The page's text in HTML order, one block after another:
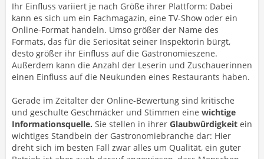
Ihr Einfluss variiert je nach Größe ihrer Plattform: Dabei
kann es sich um ein Fachmagazin, eine TV-Show oder ein
Online-Format handeln. Umso größer der Name des
Formats, das für die Seriosität seiner Inspektorin bürgt,
desto größer ihr Einfluss auf die Gastronomieszene.
Außerdem kann die Anzahl der Leserin und Zuschauerinnen
einen Einfluss auf die Neukunden eines Restaurants haben.
Gerade im Zeitalter der Online-Bewertung sind kritische
und geschulte Geschmäcker und Stimmen eine wichtige
Informationsquelle. Sie stellen in ihrer Glaubwürdigkeit ein
wichtiges Standbein der Gastronomiebranche dar: Hier
dreht sich im besten Fall zwar alles um Qualität, ein guter